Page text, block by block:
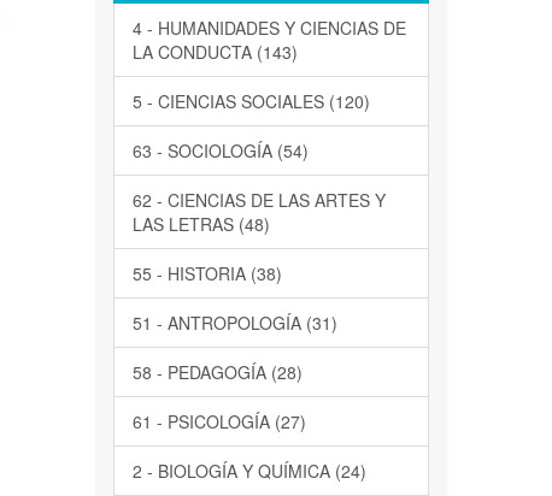
4 - HUMANIDADES Y CIENCIAS DE
LA CONDUCTA (143)
5 - CIENCIAS SOCIALES (120)
63 - SOCIOLOGÍA (54)
62 - CIENCIAS DE LAS ARTES Y
LAS LETRAS (48)
55 - HISTORIA (38)
51 - ANTROPOLOGÍA (31)
58 - PEDAGOGÍA (28)
61 - PSICOLOGÍA (27)
2 - BIOLOGÍA Y QUÍMICA (24)